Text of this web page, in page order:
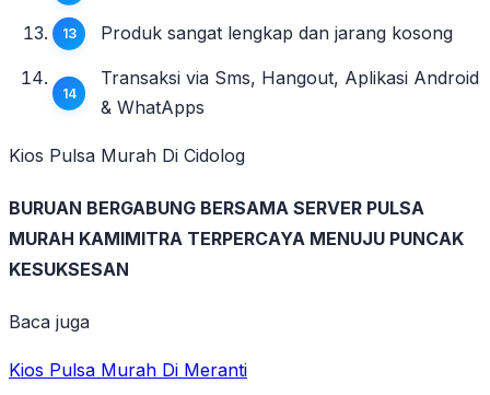
Produk sangat lengkap dan jarang kosong
Transaksi via Sms, Hangout, Aplikasi Android
& WhatApps
Kios Pulsa Murah Di Cidolog
BURUAN BERGABUNG BERSAMA SERVER PULSA
MURAH KAMIMITRA TERPERCAYA MENUJU PUNCAK
KESUKSESAN
Baca juga
Kios Pulsa Murah Di Meranti